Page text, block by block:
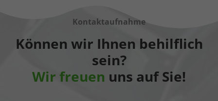
Kontaktaufnahme
Können wir Ihnen behilflich
sein?
Wir freuen uns auf Sie!